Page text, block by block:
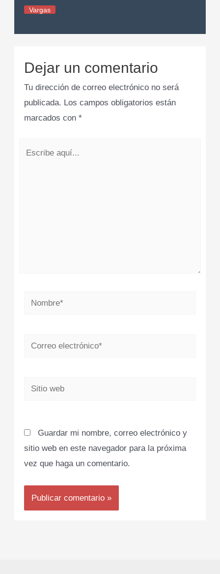
Vargas
Dejar un comentario
Tu dirección de correo electrónico no será
publicada. Los campos obligatorios están
marcados con*
Nombre*
Correo
Sitio
Guardar mi nombre, correo electrónico y
sitio web en este navegador para la próxima
vez que haga un comentario.